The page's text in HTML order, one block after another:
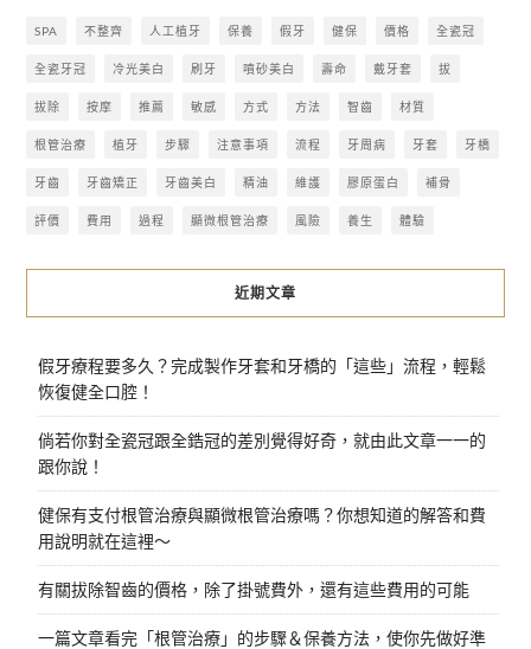
SPA 不整齊 人工植牙 保養 假牙 健保 價格 全瓷冠
全瓷牙冠 冷光美白 刷牙 噴砂美白 壽命 戴牙套 拔
拔除 按摩 推薦 敏感 方式 方法 智齒 材質
根管治療 植牙 步驟 注意事項 流程 牙周病 牙套 牙橋
牙齒 牙齒矯正 牙齒美白 精油 維護 膠原蛋白 補骨
評價 費用 過程 顯微根管治療 風險 養生 體驗
近期文章
假牙療程要多久？完成製作牙套和牙橋的「這些」流程，輕鬆
恢復健全口腔！
倘若你對全瓷冠跟全鋯冠的差別覺得好奇，就由此文章一一的
跟你說！
健保有支付根管治療與顯微根管治療嗎？你想知道的解答和費
用說明就在這裡～
有關拔除智齒的價格，除了掛號費外，還有這些費用的可能
一篇文章看完「根管治療」的步驟＆保養方法，使你先做好準